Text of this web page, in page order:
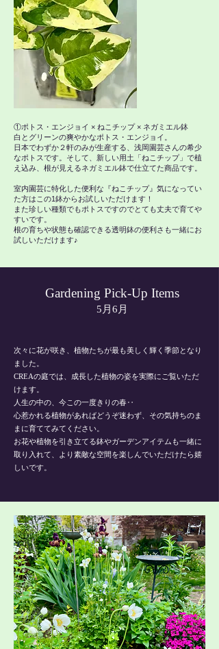
①ポトス・エンジョイ × ねこチップ × ネガミエル鉢
白とグリーンの爽やかなポトス・エンジョイ。
日本でわずか２軒のみが生産する、浅岡園芸さんの希少
なポトスです。 そして、新しい用土「ねこチップ」で植
え込み、根が見えるネガミエル鉢で仕立てた商品です。
室内園芸に特化した便利な『ねこチップ』気になってい
た方はこの1鉢からお試しいただけます！
また珍しい種類でもポトスですのでとても丈夫で育てや
すいです。
根の育ちや状態も確認できる透明鉢の便利さも一緒にお
試しいただけます♪
Gardening Pick-Up Items
5月6月
次々に花が咲き、植物たちが最も美しく輝く季節となり
ました。
CREAの庭では、成長した植物の姿を実際にご覧いただ
けます。
人生の中の、今この一度きりの春‥
​心惹かれる植物があればどうぞ迷わず、その気持ちのま
まに育ててみてください。
​お花や植物を引き立てる鉢やガーデンアイテムも一緒に
取り入れて、より素敵な空間を楽しんでいただけたら嬉
しいです。